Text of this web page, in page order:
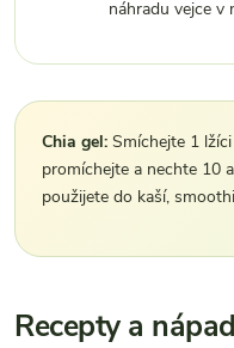
náhradu vejce v
Chia gel: Smíchejte 1
promíchejte a nechte 10
použijete do kaší,
Recepty a